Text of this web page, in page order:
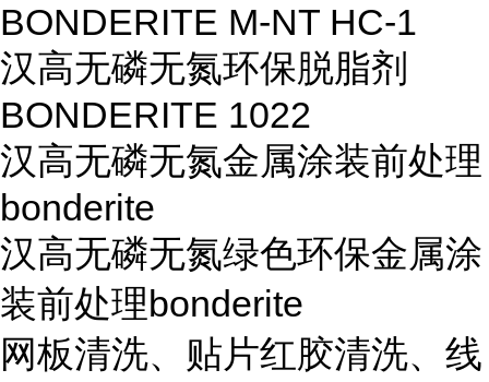
BONDERITE M-NT HC-1
汉高无磷无氮环保脱脂剂
BONDERITE 1022
汉高无磷无氮金属涂装前处理
bonderite
汉高无磷无氮绿色环保金属涂
装前处理bonderite
网板清洗、贴片红胶清洗、线